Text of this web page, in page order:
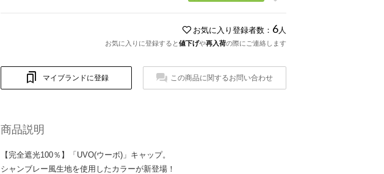
お気に入り登録者数： 6 人
お気に入りに登録すると値下げや再入荷の際にご連絡します
マイブランドに登録 この商品に関するお問い合わせ
商品説明
【完全遮光100％】「UVO(ウーボ)」キャップ。
シャンブレー風生地を使用したカラーが新登場！